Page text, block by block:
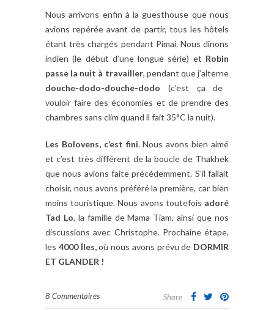
Nous arrivons enfin à la guesthouse que nous
avions repérée avant de partir, tous les hôtels
étant très chargés pendant Pimai. Nous dînons
indien (le début d’une longue série) et Robin
passe la nuit à travailler, pendant que j’alterne
douche-dodo-douche-dodo (c’est ça de
vouloir faire des économies et de prendre des
chambres sans clim quand il fait 35°C la nuit).
Les Bolovens, c’est fini. Nous avons bien aimé
et c’est très différent de la boucle de Thakhek
que nous avions faite précédemment. S’il fallait
choisir, nous avons préféré la première, car bien
moins touristique. Nous avons toutefois adoré
Tad Lo, la famille de Mama Tiam, ainsi que nos
discussions avec Christophe. Prochaine étape,
les 4000 Îles,où nous avons prévu de DORMIR
ET GLANDER !
8 Commentaires Share